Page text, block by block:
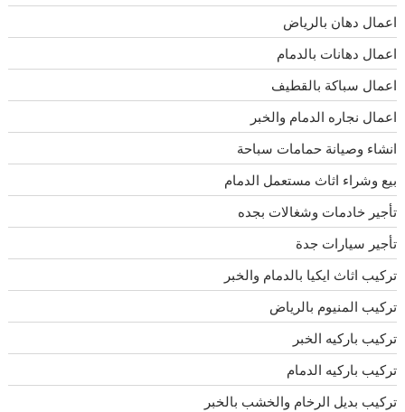
اعمال دهان بالرياض
اعمال دهانات بالدمام
اعمال سباكة بالقطيف
اعمال نجاره الدمام والخبر
انشاء وصيانة حمامات سباحة
بيع وشراء اثاث مستعمل الدمام
تأجير خادمات وشغالات بجده
تأجير سيارات جدة
تركيب اثاث ايكيا بالدمام والخبر
تركيب المنيوم بالرياض
تركيب باركيه الخبر
تركيب باركيه الدمام
تركيب بديل الرخام والخشب بالخبر